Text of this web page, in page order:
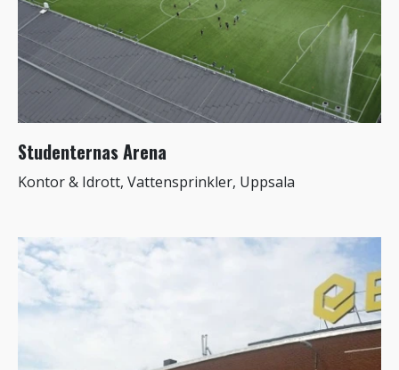
Studenternas Arena
Kontor & Idrott, Vattensprinkler, Uppsala